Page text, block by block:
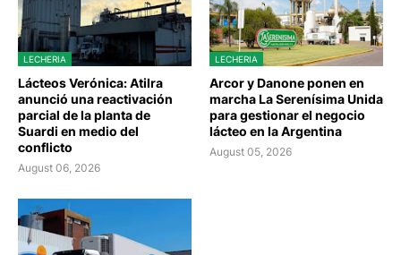
LECHERIA
Lácteos Verónica: Atilra
anunció una reactivación
parcial de la planta de
Suardi en medio del
conflicto
August 06, 2026
LECHERIA
Arcor y Danone ponen en
marcha La Serenísima Unida
para gestionar el negocio
lácteo en la Argentina
August 05, 2026